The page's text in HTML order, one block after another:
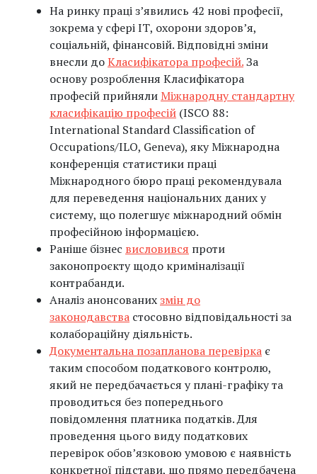
На ринку праці з’явились 42 нові професії,
зокрема у сфері ІТ, охорони здоров’я,
соціальній, фінансовій. Відповідні зміни
внесли доКласифікатора професій.За
основу розроблення Класифікатора
професій прийнялиМіжнародну стандартну
класифікацію професій (ISCO 88:
International Standard Classification of
Occupations/ILO, Geneva), яку Міжнародна
конференція статистики праці
Міжнародного бюро праці рекомендувала
для переведення національних даних у
систему, що полегшує міжнародний обмін
професійною інформацією.
Раніше бізнес висловився проти
законопроєкту щодо криміналізації
контрабанди.
Аналіз анонсованихзмін до
законодавства стосовно відповідальності за
колабораційну діяльність.
Документальна позапланова перевірка є
таким способом податкового контролю,
який не передбачається у плані-графіку та
проводиться без попереднього
повідомлення платника податків. Для
проведення цього виду податкових
перевірок обов’язковою умовою є наявність
конкретної підстави, що прямо передбачена